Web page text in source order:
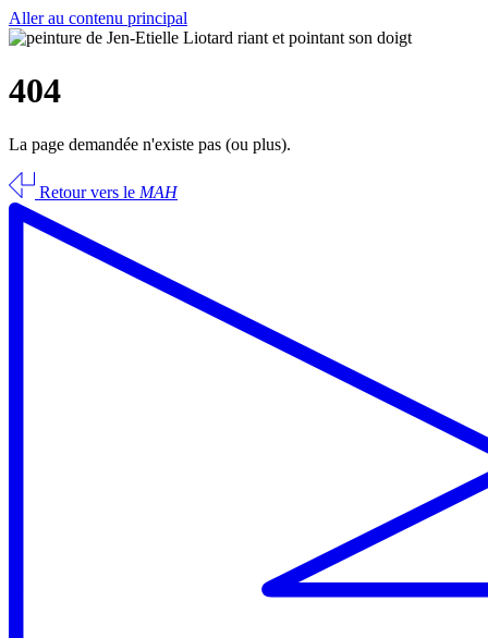
Aller au contenu principal
404
La page demandée n'existe pas (ou plus).
Retour vers le MAH